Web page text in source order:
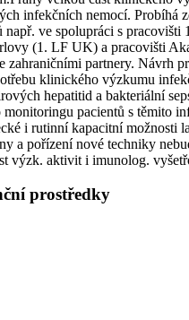
infekčních nemocí. Probíhá
ve spolupráci s pracovišti
(1. LF UK) a pracovišti
zahraničními partnery. Návrh
klinického výzkumu
hepatitid a bakteriální
pacientů s těmito
i rutinní kapacitní možnosti
a pořízení nové techniky
výzk. aktivit i imunolog.
prostředky